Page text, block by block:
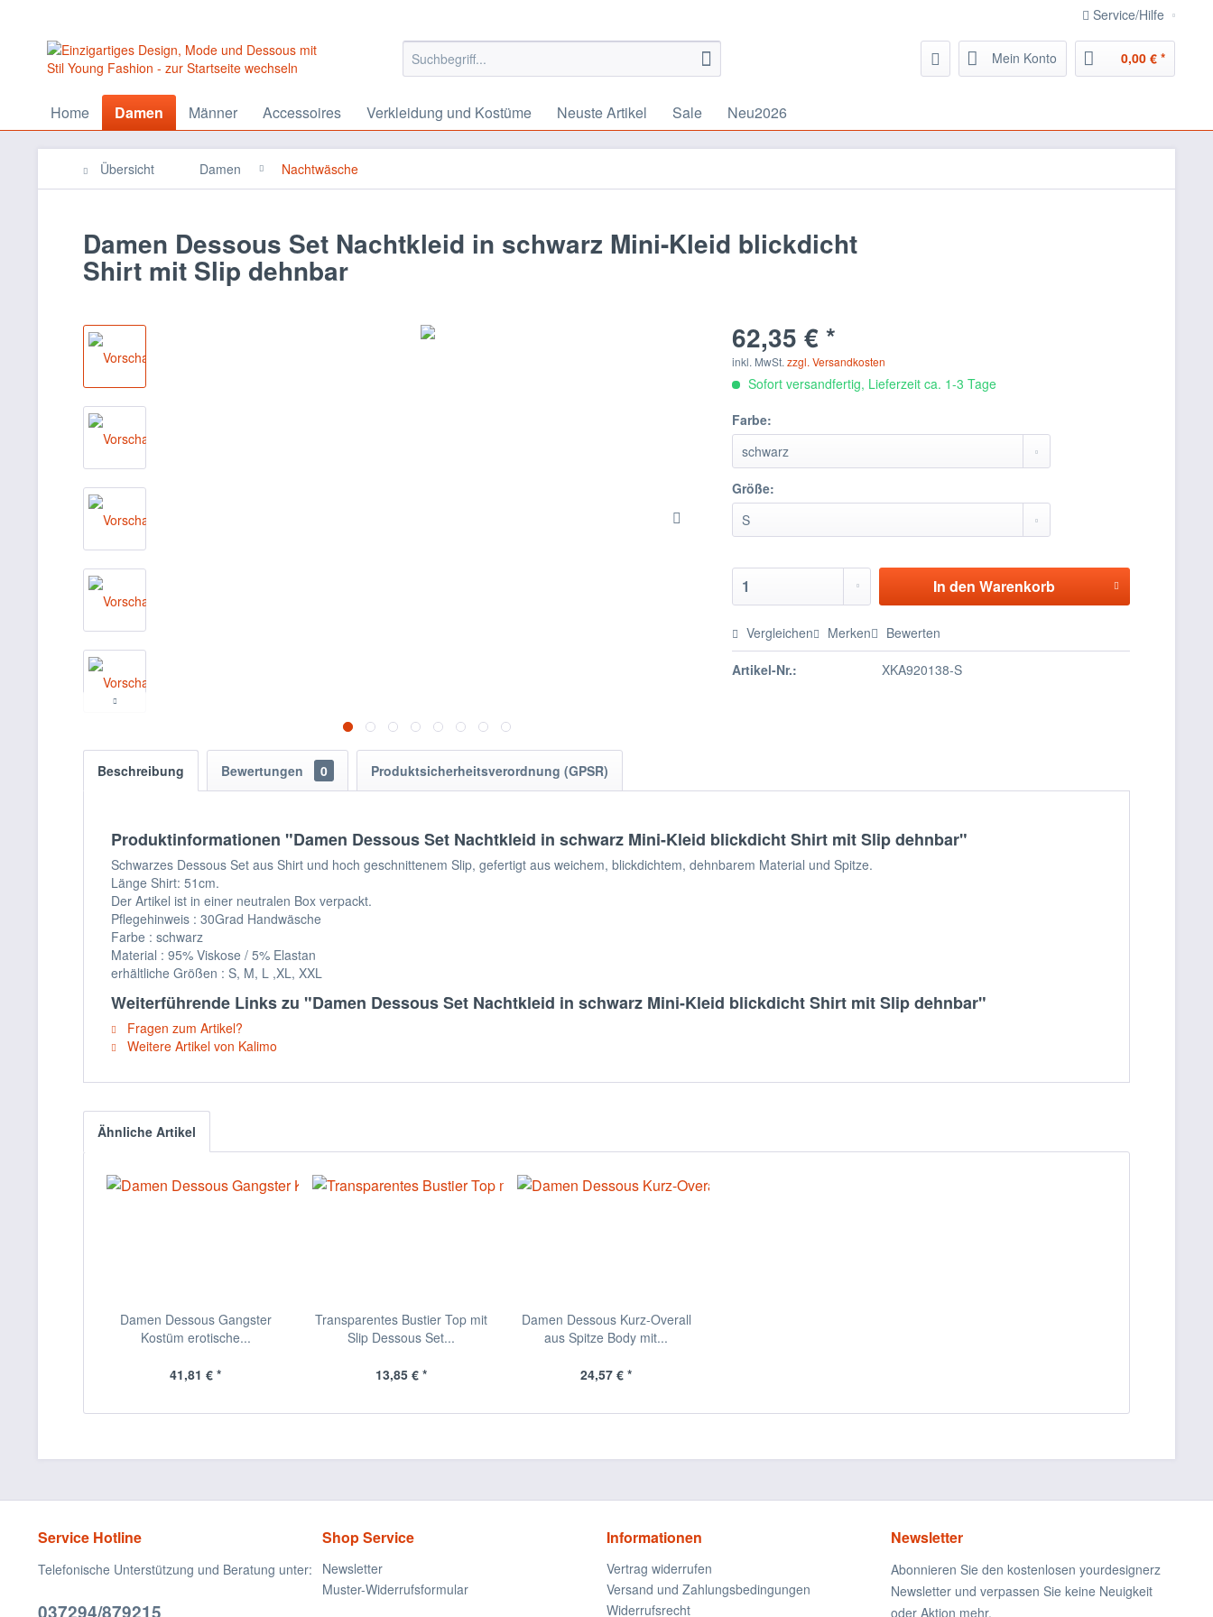
Service/Hilfe
Mein Konto 0,00 € *
Home Damen Männer Accessoires Verkleidung und Kostüme Neuste Artikel Sale Neu2026
Übersicht Damen Nachtwäsche
Damen Dessous Set Nachtkleid in schwarz Mini-Kleid blickdicht
Shirt mit Slip dehnbar
62,35 € *
inkl. MwSt.zzgl. Versandkosten
Sofort versandfertig, Lieferzeit ca. 1-3 Tage
Farbe:
Größe:
In den Warenkorb
Vergleichen Merken Bewerten
Artikel-Nr.: XKA920138-S
Beschreibung Bewertungen 0 Produktsicherheitsverordnung (GPSR)
Produktinformationen "Damen Dessous Set Nachtkleid in schwarz Mini-Kleid blickdicht Shirt mit Slip dehnbar"
Schwarzes Dessous Set aus Shirt und hoch geschnittenem Slip, gefertigt aus weichem, blickdichtem, dehnbarem Material und Spitze.
Länge Shirt: 51cm.
Der Artikel ist in einer neutralen Box verpackt.
Pflegehinweis : 30Grad Handwäsche
Farbe : schwarz
Material : 95% Viskose / 5% Elastan
erhältliche Größen : S, M, L ,XL, XXL
Weiterführende Links zu "Damen Dessous Set Nachtkleid in schwarz Mini-Kleid blickdicht Shirt mit Slip dehnbar"
Fragen zum Artikel?
Weitere Artikel von Kalimo
Ähnliche Artikel
Damen Dessous Gangster
Kostüm erotische...
41,81 € *
Transparentes Bustier Top mit
Slip Dessous Set...
13,85 € *
Damen Dessous Kurz-Overall
aus Spitze Body mit...
24,57 € *
Service Hotline
Telefonische Unterstützung und Beratung unter:
037294/879215
Shop Service
Newsletter
Muster-Widerrufsformular
Informationen
Vertrag widerrufen
Versand und Zahlungsbedingungen
Widerrufsrecht
Newsletter
Abonnieren Sie den kostenlosen yourdesignerz
Newsletter und verpassen Sie keine Neuigkeit
oder Aktion mehr.